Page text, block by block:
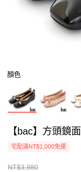
顏色
【bac】方頭鏡
宅配滿NT$1,000免運
NT$3,980